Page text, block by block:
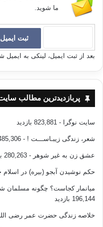
ما شوید.
بعد از ثبت ایمیل، لینکی به ایمیل
پربازدیدترین مطالب
سایت نوگرا - 823,881 بازدید
شعر، زندگی زیبـاســـت ! - 485,306 بازدید
عشق زن به غیر شوهر - 280,263 بازدید
حکم نوشیدن آبجو (بیره) در
میانمار کجاست؟ چگونه مسلمان
196,144 بازدید
خلاصه زندگی حضرت عمر رضی